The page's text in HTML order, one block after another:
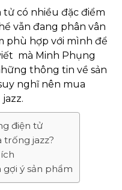
có nhiều đặc điểm
vẫn đang phân vân
phù hợp với mình để
mà Minh Phụng
thông tin về sản
nghĩ nên mua
điện tử
trống jazz?
ý sản phẩm